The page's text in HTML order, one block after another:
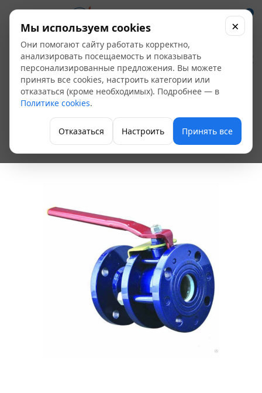
0
Кран шаровый
11с67п фланцевый
стальной Ду-250
(нефтепр.)
Кран шаровой фланцевый
Мы используем cookies
Они помогают сайту работать корректно,
анализировать посещаемость и показывать
персонализированные предложения. Вы можете
принять все cookies, настроить категории или
отказаться (кроме необходимых). Подробнее — в
Политике cookies.
Отказаться Настроить Принять все
×